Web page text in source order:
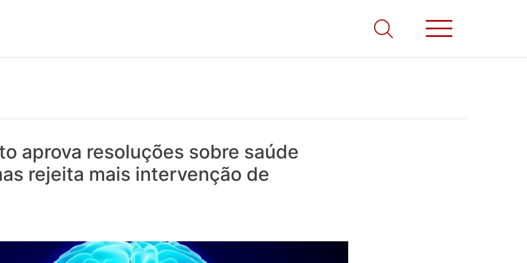
realmente contam! Tudo o que se passa na Saúde!
aprova resoluções sobre saúde
rejeita mais intervenção de